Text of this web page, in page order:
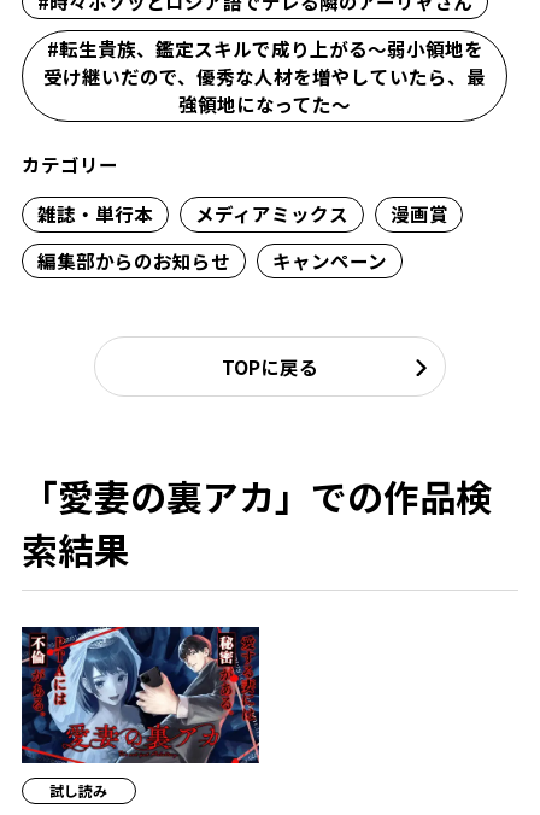
#転生貴族、鑑定スキルで成り上がる～弱小領地を
受け継いだので、優秀な人材を増やしていたら、最
強領地になってた～
カテゴリー
雑誌・単行本
メディアミックス
漫画賞
編集部からのお知らせ
キャンペーン
TOPに戻る
「愛妻の裏アカ」での作品検
索結果
試し読み